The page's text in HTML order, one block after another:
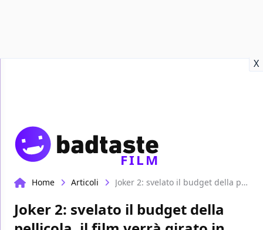
X
FILM
Home Articoli Joker 2: svelato il budget della pellicola, il film verrà girato in California
Joker 2: svelato il budget della